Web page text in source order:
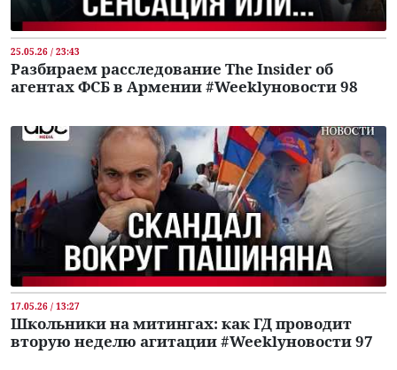
25.05.26 / 23:43
Разбираем расследование The Insider об
агентах ФСБ в Армении #Weeklyновости 98
17.05.26 / 13:27
Школьники на митингах: как ГД проводит
вторую неделю агитации #Weeklyновости 97